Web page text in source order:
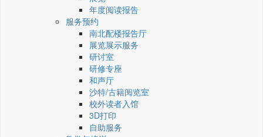
年度阅读报告
服务预约
南北配楼报告厅
展览展示服务
研讨室
研修专座
和声厅
沙特/古籍阅览室
校外读者入馆
3D打印
自助服务